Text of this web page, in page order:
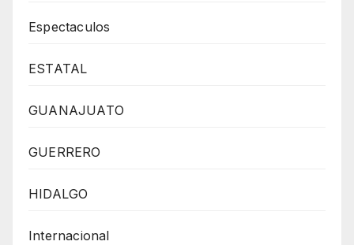
Espectaculos
ESTATAL
GUANAJUATO
GUERRERO
HIDALGO
Internacional